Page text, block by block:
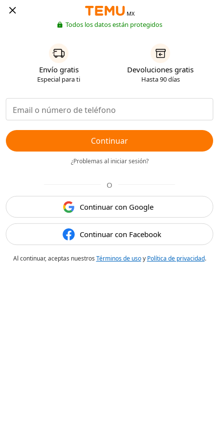
MX
Todos los datos están protegidos
Envío gratis
Especial para ti
Devoluciones gratis
Hasta 90 días
Continuar
¿Problemas al iniciar sesión?
O
Continuar con Google
Continuar con Facebook
Al continuar, aceptas nuestros Términos de usoy Política de privacidad.